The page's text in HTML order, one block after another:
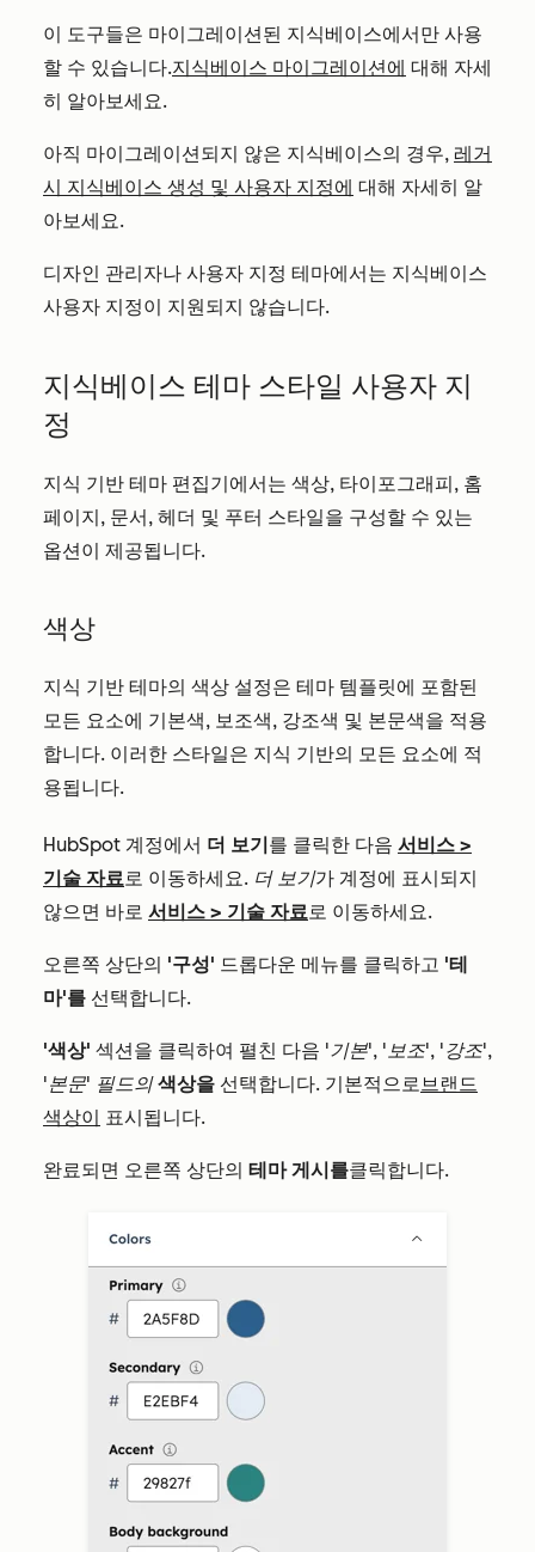
이 도구들은 마이그레이션된 지식베이스에서만 사용
할 수 있습니다.지식베이스 마이그레이션에 대해 자세
히 알아보세요.
아직 마이그레이션되지 않은 지식베이스의 경우, 레거
시 지식베이스 생성 및 사용자 지정에 대해 자세히 알
아보세요.
디자인 관리자나 사용자 지정 테마에서는 지식베이스
사용자 지정이 지원되지 않습니다.
지식베이스 테마 스타일 사용자 지
정
지식 기반 테마 편집기에서는 색상, 타이포그래피, 홈
페이지, 문서, 헤더 및 푸터 스타일을 구성할 수 있는
옵션이 제공됩니다.
색상
지식 기반 테마의 색상 설정은 테마 템플릿에 포함된
모든 요소에 기본색, 보조색, 강조색 및 본문색을 적용
합니다. 이러한 스타일은 지식 기반의 모든 요소에 적
용됩니다.
HubSpot 계정에서 더 보기를 클릭한 다음 서비스 >
기술 자료로 이동하세요. 더 보기가 계정에 표시되지
않으면 바로 서비스 > 기술 자료로 이동하세요.
오른쪽 상단의 '구성' 드롭다운 메뉴를 클릭하고 '테
마'를 선택합니다.
'색상' 섹션을 클릭하여 펼친 다음 '기본', '보조', '강조',
'본문' 필드의 색상을 선택합니다. 기본적으로브랜드
색상이 표시됩니다.
완료되면 오른쪽 상단의 테마 게시를클릭합니다.